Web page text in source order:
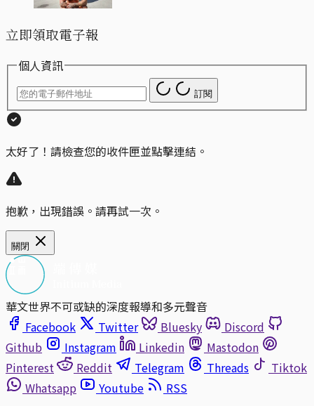
立即領取電子報
個人資訊
訂閱
太好了！請檢查您的收件匣並點擊連結。
抱歉，出現錯誤。請再試一次。
關閉
華文世界不可或缺的深度報導和多元聲音
Facebook
Twitter Bluesky
Discord
Github
Instagram Linkedin
Mastodon
Pinterest
Reddit Telegram Threads
Tiktok
Whatsapp
Youtube
RSS